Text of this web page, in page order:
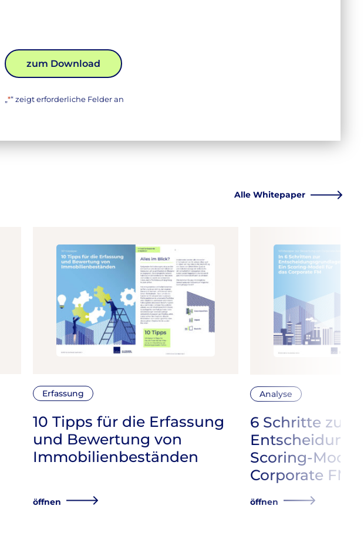
„*“ zeigt erforderliche Felder an
Alle Whitepaper
Erfassung
10 Tipps für die Erfassung
und Bewertung von
Immobilienbeständen
öffnen
Analyse
6 Schritte zur
Scoring-
Corporate FM
öffnen